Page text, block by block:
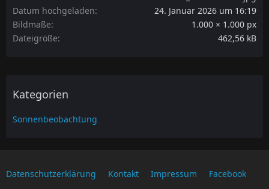
Datum hochgeladen
24. Januar 2026 um 16:19
Bildmaße
1.000 × 1.000 px
Dateigröße
462,56 kB
Kategorien
Sonnenbeobachtung
Datenschutzerklärung Kontakt Impressum Facebook